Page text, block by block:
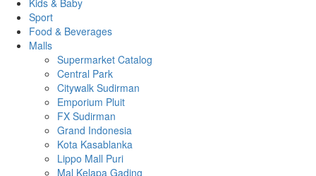
Kids & Baby
Sport
Food & Beverages
Malls
Supermarket Catalog
Central Park
Citywalk Sudirman
Emporium Pluit
FX Sudirman
Grand Indonesia
Kota Kasablanka
Lippo Mall Puri
Mal Kelapa Gading